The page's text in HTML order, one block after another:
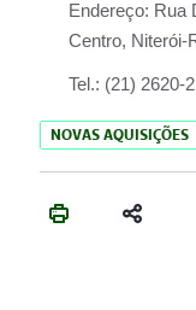
Endereço: Rua
Centro, Niterói-
Tel.: (21) 2620-
NOVAS AQUISIÇÕES